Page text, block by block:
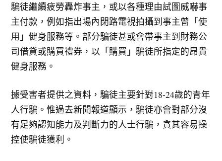
騙徒繼續疲勞轟炸事主，或以各種理由試圖威嚇事
主付款，例如指出場內閉路電視拍攝到事主曾「使
用」健身服務等。部分騙徒甚或會帶事主到財務公
司借貸或購買禮券，以「購買」騙徒所指定的昂貴
健身服務。
據受害者提供之資料，騙徒主要針對18-24歲的青年
人行騙。惟過去新聞報道顯示，騙徒亦會對部分沒
有足夠認知能力及判斷力的人士行騙，貪其容易操
控使騙徒獲利。